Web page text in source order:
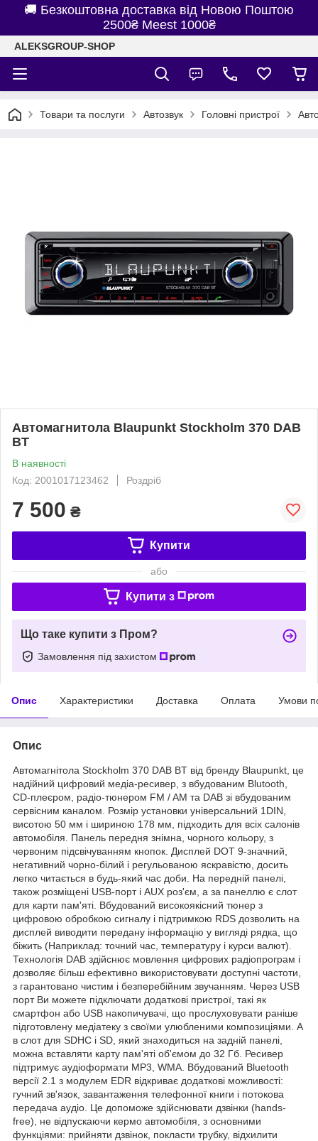
🚚 Безкоштовна доставка від Новою Поштою
2500₴ Meest 1000₴
ALEKSGROUP-SHOP
Товари та послуги Автозвук Головні пристрої
Автомагнитола Blaupunkt Stockholm 370 DAB
BT
В наявності
Код: 2001017123462
Роздріб
7 500 ₴
Купити
або
Купити з
Що таке купити з Пром?
Замовлення під захистом
Опис Характеристики Доставка Оплата Умови
Опис
Автомагнітола Stockholm 370 DAB BT від бренду Blaupunkt, це
надійний цифровий медіа-ресивер, з вбудованим Blutooth,
CD-плеєром, радіо-тюнером FM / AM та DAB зі вбудованим
сервісним каналом. Розмір установки універсальний 1DIN,
висотою 50 мм і шириною 178 мм, підходить для всіх салонів
автомобіля. Панель передня знімна, чорного кольору, з
червоним підсвічуванням кнопок. Дисплей DOT 9-значний,
негативний чорно-білий і регульованою яскравістю, досить
легко читається в будь-який час доби. На передній панелі,
також розміщені USB-порт і AUX роз'єм, а за панеллю є слот
для карти пам'яті. Вбудований високоякісний тюнер з
цифровою обробкою сигналу і підтримкою RDS дозволить на
дисплей виводити передану інформацію у вигляді рядка, що
біжить (Наприклад: точний час, температуру і курси валют).
Технологія DAB здійснює мовлення цифрових радіопрограм і
дозволяє більш ефективно використовувати доступні частоти,
з гарантовано чистим і безперебійним звучанням. Через USB
порт Ви можете підключати додаткові пристрої, такі як
смартфон або USB накопичувачі, що прослуховувати раніше
підготовлену медіатеку з своїми улюбленими композиціями. А
в слот для SDHC і SD, який знаходиться на задній панелі,
можна вставляти карту пам'яті об'ємом до 32 Гб. Ресивер
підтримує аудіоформати MP3, WMA. Вбудований Bluetooth
версії 2.1 з модулем EDR відкриває додаткові можливості:
гучний зв'язок, завантаження телефонної книги і потокова
передача аудіо. Це допоможе здійснювати дзвінки (hands-
free), не відпускаючи кермо автомобіля, з основними
функціями: прийняти дзвінок, покласти трубку, відхилити